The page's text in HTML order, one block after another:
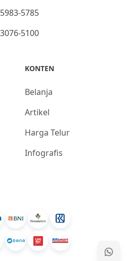
5785
5100
KONTEN
Belanja
Artikel
Harga Telur
Infografis